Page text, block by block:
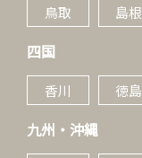
鳥取 島根
四国
香川 徳島
九州・沖縄